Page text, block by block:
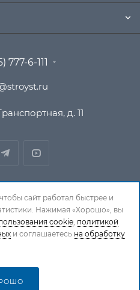
777-6-111
д. 11
Все права защищены. При
ссылка на страницу-
сайт работал быстрее и
Нажимая «Хорошо», вы
cookie, политикой
и соглашаетесь на обработку